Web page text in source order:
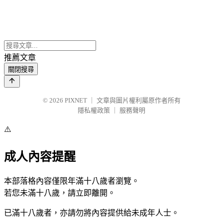
推薦文章
關閉搜尋
© 2026 PIXNET
文章與圖片權利屬原作者所有
隱私權政策
服務聲明
⚠️
成人內容提醒
本部落格內容僅限年滿十八歲者瀏覽。
若您未滿十八歲，請立即離開。
已滿十八歲者，亦請勿將內容提供給未成年人士。